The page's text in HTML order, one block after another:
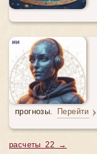
прогнозы. Перейти
расчеты 22 →